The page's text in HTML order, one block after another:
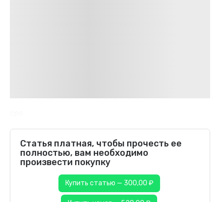
Статья платная, чтобы прочесть ее
полностью, вам необходимо
произвести покупку
Купить статью — 300,00 ₽